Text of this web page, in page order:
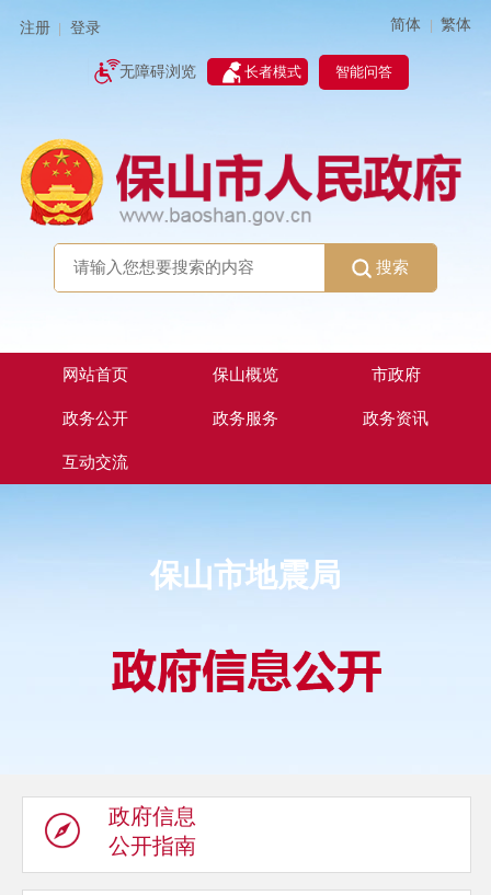
注册 登录 简体 | 繁体
无障碍浏览 长者模式 智能问答
搜索
网站首页 保山概览 市政府
政务公开 政务服务 政务资讯
互动交流
保山市地震局
政府信息
公开指南